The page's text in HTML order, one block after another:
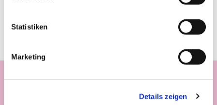
Statistiken
Marketing
Details zeigen